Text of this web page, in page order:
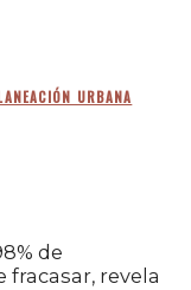
URBANA
de
revela